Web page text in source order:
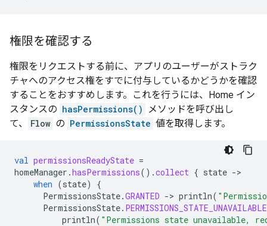
権限を確認する
権限をリクエストする前に、アプリのユーザーがストラク
チャへのアクセス権をすでに付与しているかどうかを確認
することをおすすめします。これを行うには、Home イン
スタンスの hasPermissions()
メソッドを呼び出し
て、
Flow の PermissionsState 値を取得します。
val permissionsReadyState =
homeManager .hasPermissions().collect { state -
when (state)
{
PermissionsState.GRANTED -> println(
PermissionsState. PERMISSIONS_STATE_UNAVAILABLE
println( "Permissions state unavailable,